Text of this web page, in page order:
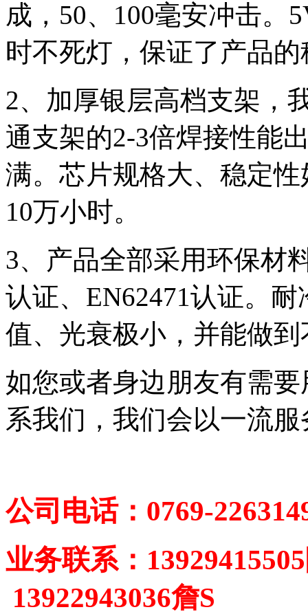
成，50、100毫安冲击。
时不死灯，保证了产品
2、加厚银层高档支架，
通支架的2-3倍焊接性能
满。芯片规格大、稳定
10万小时。
3、产品全部采用环保材
认证、EN62471认证。
值、光衰极小，并能做
如您或者身边朋友有需
系我们，我们会以一流
公司电话：0769-
业务联系：
13922943036詹S